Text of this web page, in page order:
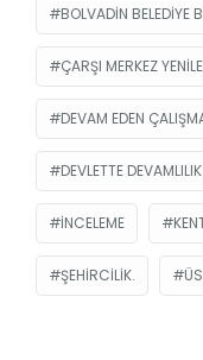
BOLVADIN BELEDIYE
ÇARŞI MERKEZ
DEVAM EDEN
DEVLETTE
INCELEME
ŞEHIRCILIK.